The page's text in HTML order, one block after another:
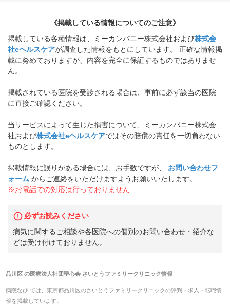
《掲載している情報についてのご注意》
掲載している各種情報は、ミーカンパニー株式会社および株式会
社eヘルスケアが調査した情報をもとにしています。 正確な情報掲
載に努めておりますが、内容を完全に保証するものではありませ
ん。
掲載されている医院を受診される場合は、事前に必ず該当の医院
に直接ご確認ください。
当サービスによって生じた損害について、ミーカンパニー株式会
社および株式会社eヘルスケアではその賠償の責任を一切負わない
ものとします。
掲載情報に誤りがある場合には、お手数ですが、
お問い合わせフ
ォーム からご連絡をいただけますようお願いいたします。
※お電話での対応は行っておりません
必ずお読みください
病気に関するご相談や各医院への個別のお問い合わせ・紹介な
どは受け付けておりません。
品川区の医療法人社団聖心会 さいとうファミリークリニック情報
病院なび では、 東京都品川区のさいとうファミリークリニックの評判・求人・転職情
報を掲載しています。